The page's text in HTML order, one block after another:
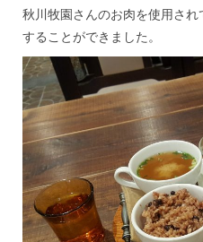
秋川牧園さんのお肉を使用さ
することができました。